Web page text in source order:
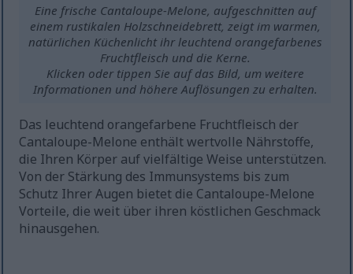
Eine frische Cantaloupe-Melone, aufgeschnitten auf
einem rustikalen Holzschneidebrett, zeigt im warmen,
natürlichen Küchenlicht ihr leuchtend orangefarbenes
Fruchtfleisch und die Kerne.
Klicken oder tippen Sie auf das Bild, um weitere
Informationen und höhere Auflösungen zu erhalten.
Das leuchtend orangefarbene Fruchtfleisch der
Cantaloupe-Melone enthält wertvolle Nährstoffe,
die Ihren Körper auf vielfältige Weise unterstützen.
Von der Stärkung des Immunsystems bis zum
Schutz Ihrer Augen bietet die Cantaloupe-Melone
Vorteile, die weit über ihren köstlichen Geschmack
hinausgehen.